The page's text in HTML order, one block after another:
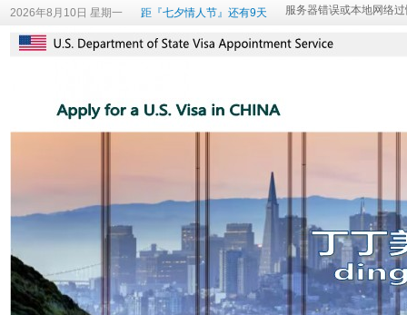
2026年8月10日 星期一 距『七夕情人节』还有9天